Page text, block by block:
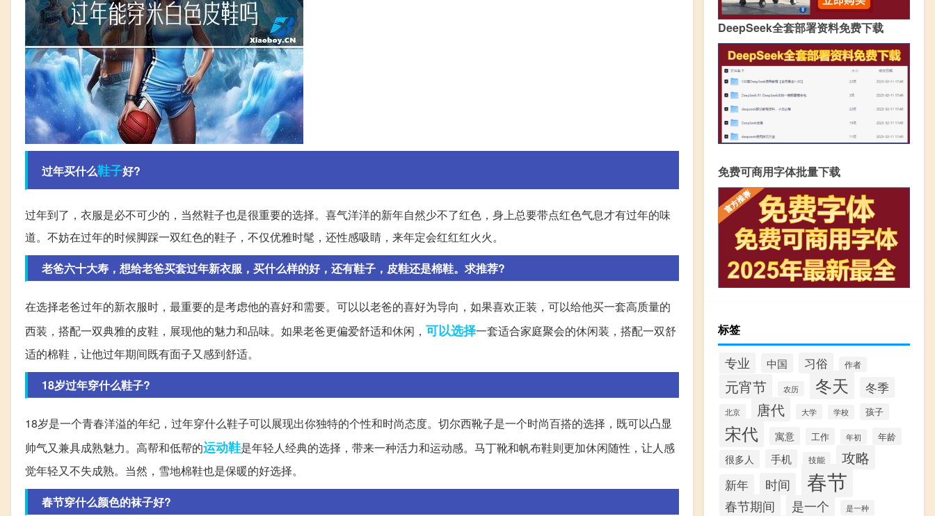
过年买什么鞋子好?
过年到了，衣服是必不可少的，当然鞋子也是很重要的选择。喜气洋洋的新年自然少不了红色，身上总要带点红色气息才有过年的味
道。不妨在过年的时候脚踩一双红色的鞋子，不仅优雅时髦，还性感吸睛，来年定会红红红火火。
老爸六十大寿，想给老爸买套过年新衣服，买什么样的好，还有鞋子，皮鞋还是棉鞋。求推荐?
在选择老爸过年的新衣服时，最重要的是考虑他的喜好和需要。可以以老爸的喜好为导向，如果喜欢正装，可以给他买一套高质量的
西装，搭配一双典雅的皮鞋，展现他的魅力和品味。如果老爸更偏爱舒适和休闲， 可以选择一套适合家庭聚会的休闲装，搭配一双舒
适的棉鞋，让他过年期间既有面子又感到舒适。
18岁过年穿什么鞋子?
18岁是一个青春洋溢的年纪，过年穿什么鞋子可以展现出你独特的个性和时尚态度。切尔西靴子是一个时尚百搭的选择，既可以凸显
帅气又兼具成熟魅力。高帮和低帮的运动鞋是年轻人经典的选择，带来一种活力和运动感。马丁靴和帆布鞋则更加休闲随性，让人感
觉年轻又不失成熟。当然，雪地棉鞋也是保暖的好选择。
春节穿什么颜色的袜子好?
DeepSeek全套部署资料免费下载
免费可商用字体批量下载
标签
专业 中国 习俗 作者
元宵节 农历 冬天 冬季
北京 唐代 大学 学校 孩子
宋代 寓意 工作 年初 年龄
很多人 手机 技能 攻略
新年 时间 春节
春节期间 是一个 是一种